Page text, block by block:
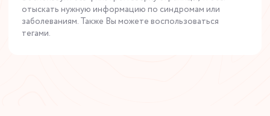
отыскать нужную информацию по синдромам или
заболеваниям. Также Вы можете воспользоваться
тегами.